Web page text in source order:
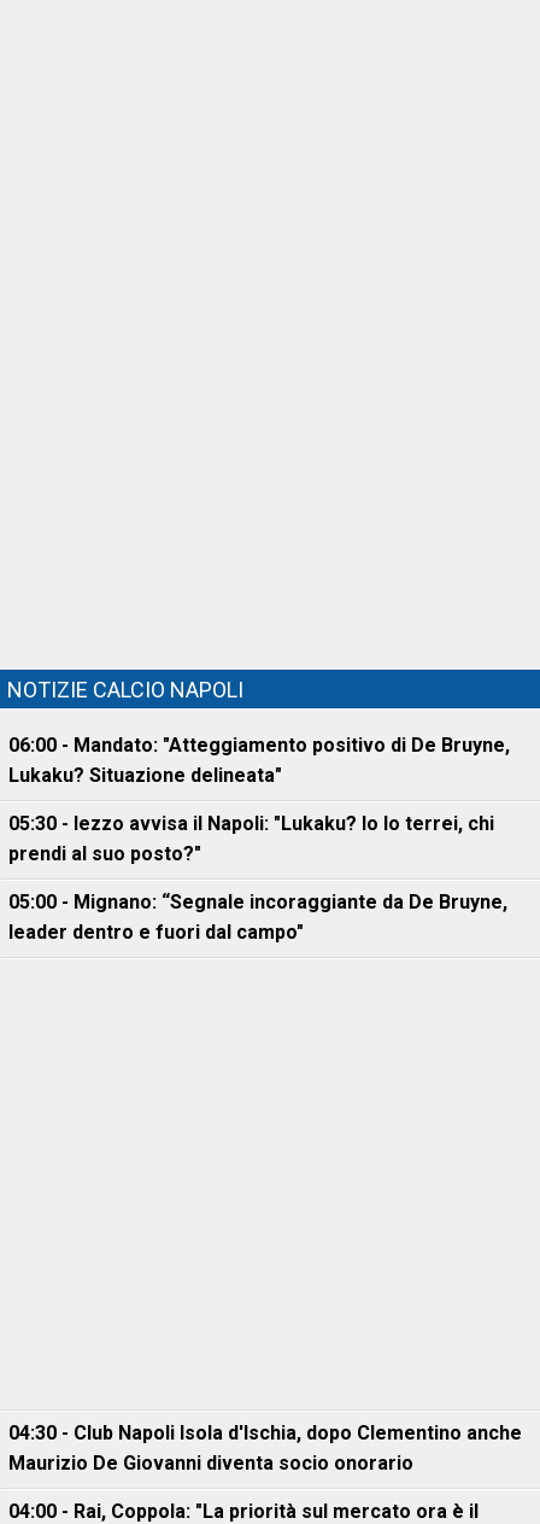
NOTIZIE CALCIO NAPOLI
06:00 - Mandato: "Atteggiamento positivo di De Bruyne,
Lukaku? Situazione delineata"
05:30 - Iezzo avvisa il Napoli: "Lukaku? Io lo terrei, chi
prendi al suo posto?"
05:00 - Mignano: “Segnale incoraggiante da De Bruyne,
leader dentro e fuori dal campo"
04:30 - Club Napoli Isola d'Ischia, dopo Clementino anche
Maurizio De Giovanni diventa socio onorario
04:00 - Rai, Coppola: "La priorità sul mercato ora è il